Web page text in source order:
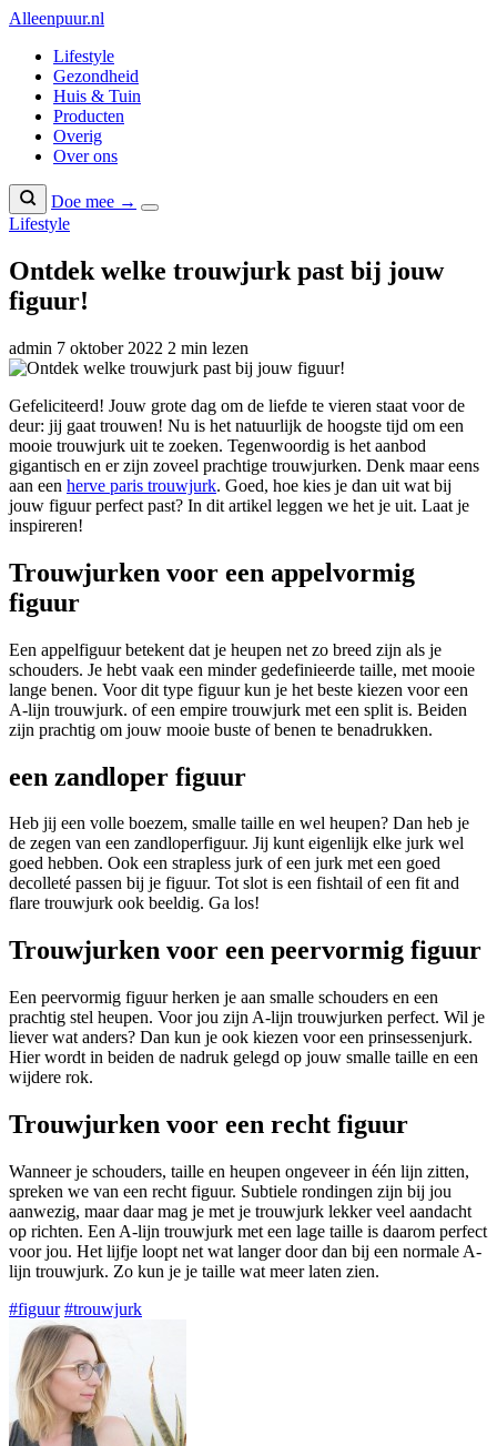
Naar
Alleenpuur.nl
Lifestyle
Gezondheid
Huis & Tuin
Producten
Overig
Over ons
Doe mee →
Lifestyle
Ontdek welke trouwjurk past bij jouw
figuur!
admin 7 oktober 2022 2 min lezen
Gefeliciteerd! Jouw grote dag om de liefde te vieren staat voor de
deur: jij gaat trouwen! Nu is het natuurlijk de hoogste tijd om een
mooie trouwjurk uit te zoeken. Tegenwoordig is het aanbod
gigantisch en er zijn zoveel prachtige trouwjurken. Denk maar eens
aan een herve paris trouwjurk. Goed, hoe kies je dan uit wat bij
jouw figuur perfect past? In dit artikel leggen we het je uit. Laat je
inspireren!
Trouwjurken voor een appelvormig
figuur
Een appelfiguur betekent dat je heupen net zo breed zijn als je
schouders. Je hebt vaak een minder gedefinieerde taille, met mooie
lange benen. Voor dit type figuur kun je het beste kiezen voor een
A-lijn trouwjurk. of een empire trouwjurk met een split is. Beiden
zijn prachtig om jouw mooie buste of benen te benadrukken.
een zandloper figuur
Heb jij een volle boezem, smalle taille en wel heupen? Dan heb je
de zegen van een zandloperfiguur. Jij kunt eigenlijk elke jurk wel
goed hebben. Ook een strapless jurk of een jurk met een goed
decolleté passen bij je figuur. Tot slot is een fishtail of een fit and
flare trouwjurk ook beeldig. Ga los!
Trouwjurken voor een peervormig figuur
Een peervormig figuur herken je aan smalle schouders en een
prachtig stel heupen. Voor jou zijn A-lijn trouwjurken perfect. Wil je
liever wat anders? Dan kun je ook kiezen voor een prinsessenjurk.
Hier wordt in beiden de nadruk gelegd op jouw smalle taille en een
wijdere rok.
Trouwjurken voor een recht figuur
Wanneer je schouders, taille en heupen ongeveer in één lijn zitten,
spreken we van een recht figuur. Subtiele rondingen zijn bij jou
aanwezig, maar daar mag je met je trouwjurk lekker veel aandacht
op richten. Een A-lijn trouwjurk met een lage taille is daarom perfect
voor jou. Het lijfje loopt net wat langer door dan bij een normale A-
lijn trouwjurk. Zo kun je je taille wat meer laten zien.
#figuur #trouwjurk